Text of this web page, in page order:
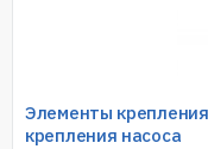
Элементы
крепления насоса